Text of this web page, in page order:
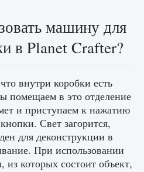
и стадионы в EAмашину для
в Planet Crafter?
внутри коробки есть
помещаем в это отделение
и приступаем к нажатию
Свет загорится,
для деконструкции в
При использовании
которых состоит объект,